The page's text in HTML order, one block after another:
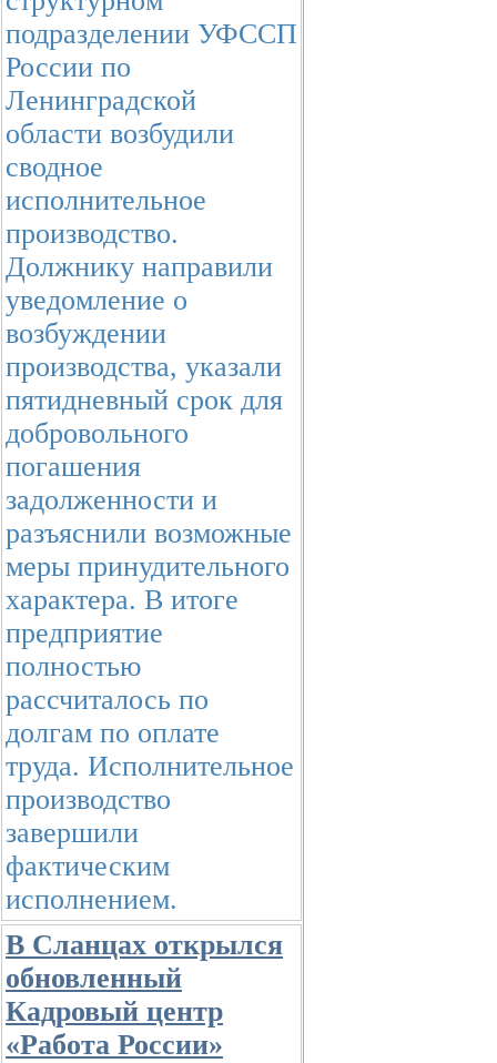
подразделении УФССП
России по
Ленинградской
области возбудили
сводное
исполнительное
производство.
Должнику направили
уведомление о
возбуждении
производства, указали
пятидневный срок для
добровольного
погашения
задолженности и
разъяснили возможные
меры принудительного
характера. В итоге
предприятие
полностью
рассчиталось по
долгам по оплате
труда. Исполнительное
производство
завершили
фактическим
исполнением.
В Сланцах открылся
обновленный
Кадровый центр
«Работа России»